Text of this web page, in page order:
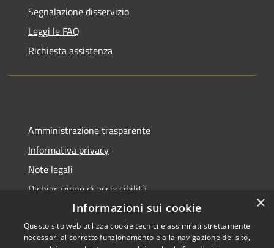
Segnalazione disservizio
Leggi le FAQ
Richiesta assistenza
Amministrazione trasparente
Informativa privacy
Note legali
Dichiarazione di accessibilità
×
Informazioni sui cookie
Questo sito web utilizza cookie tecnici e assimilati strettamente
necessari al corretto funzionamento e alla navigazione del sito,